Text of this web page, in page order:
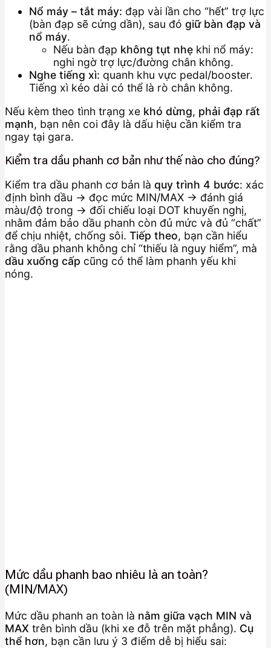
Nổ máy – tắt máy: đạp vài lần cho “hết” trợ lực
(bàn đạp sẽ cứng dần), sau đó giữ bàn đạp và
nổ máy.
Nếu bàn đạp không tụt nhẹ khi nổ máy:
nghi ngờ trợ lực/đường chân không.
Nghe tiếng xì: quanh khu vực pedal/booster.
Tiếng xì kéo dài có thể là rò chân không.
Nếu kèm theo tình trạng xe khó dừng, phải đạp rất
mạnh, bạn nên coi đây là dấu hiệu cần kiểm tra
ngay tại gara.
Kiểm tra dầu phanh cơ bản như thế nào cho đúng?
Kiểm tra dầu phanh cơ bản là quy trình 4 bước: xác
định bình dầu → đọc mức MIN/MAX → đánh giá
màu/độ trong → đối chiếu loại DOT khuyến nghị,
nhằm đảm bảo dầu phanh còn đủ mức và đủ “chất”
để chịu nhiệt, chống sôi. Tiếp theo, bạn cần hiểu
rằng dầu phanh không chỉ “thiếu là nguy hiểm”, mà
dầu xuống cấp cũng có thể làm phanh yếu khi
nóng.
Mức dầu phanh bao nhiêu là an toàn?
(MIN/MAX)
Mức dầu phanh an toàn là nằm giữa vạch MIN và
MAX trên bình dầu (khi xe đỗ trên mặt phẳng). Cụ
thể hơn, bạn cần lưu ý 3 điểm dễ bị hiểu sai: